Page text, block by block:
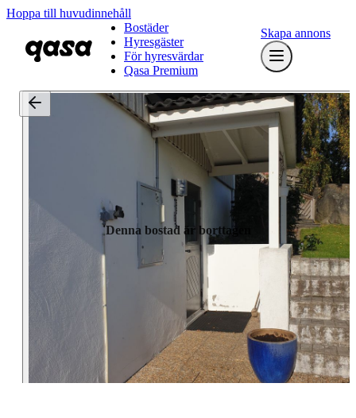
Hoppa till huvudinnehåll
Bostäder
Hyresgäster
För hyresvärdar
Qasa Premium
Skapa annons
Denna bostad är borttagen